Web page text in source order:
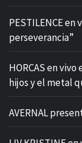
PESTILENCE en
perseverancia”
HORCAS en
hijos y el metal
AVERNAL